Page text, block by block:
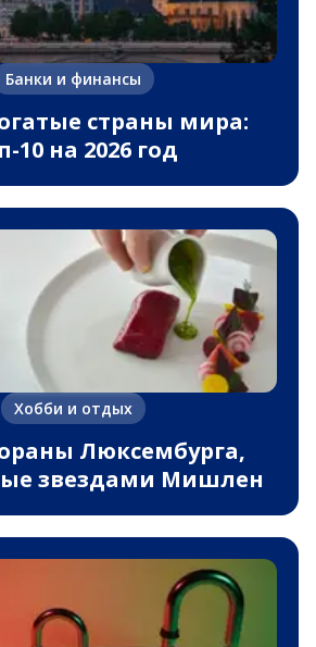
Банки и финансы
страны мира:
10 на 2026 год
Хобби и отдых
Люксембурга,
звездами Мишлен